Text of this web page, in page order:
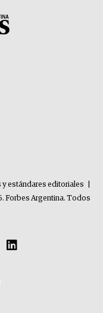
y estándares editoriales
Forbes Argentina. Todos